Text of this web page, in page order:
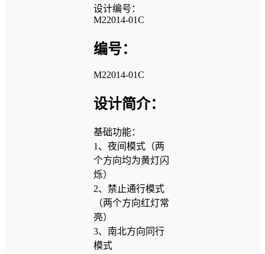
设计编号：
M22014-01C
编号：
M22014-01C
设计简介：
基础功能：
1、夜间模式（两
个方向均为黄灯闪
烁）
2、禁止通行模式
（两个方向红灯常
亮）
3、南北方向同行
模式